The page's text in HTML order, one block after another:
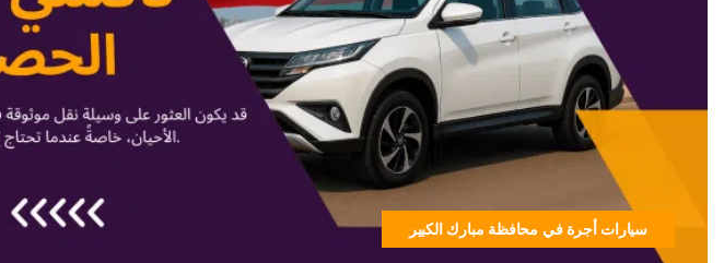
سيارات أجرة في محافظة مبارك الكبير